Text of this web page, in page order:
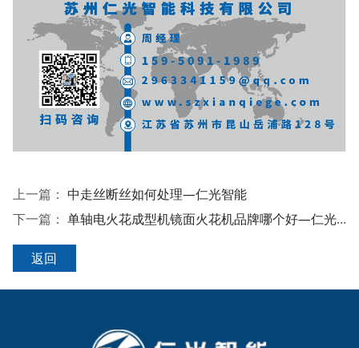
上一篇： 中走丝断丝如何处理—仁光智能
下一篇： 单轴电火花成型机镜面火花机品牌哪个好—仁光智能
返回